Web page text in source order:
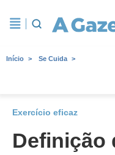
Início Se Cuida
Exercício eficaz
Definição